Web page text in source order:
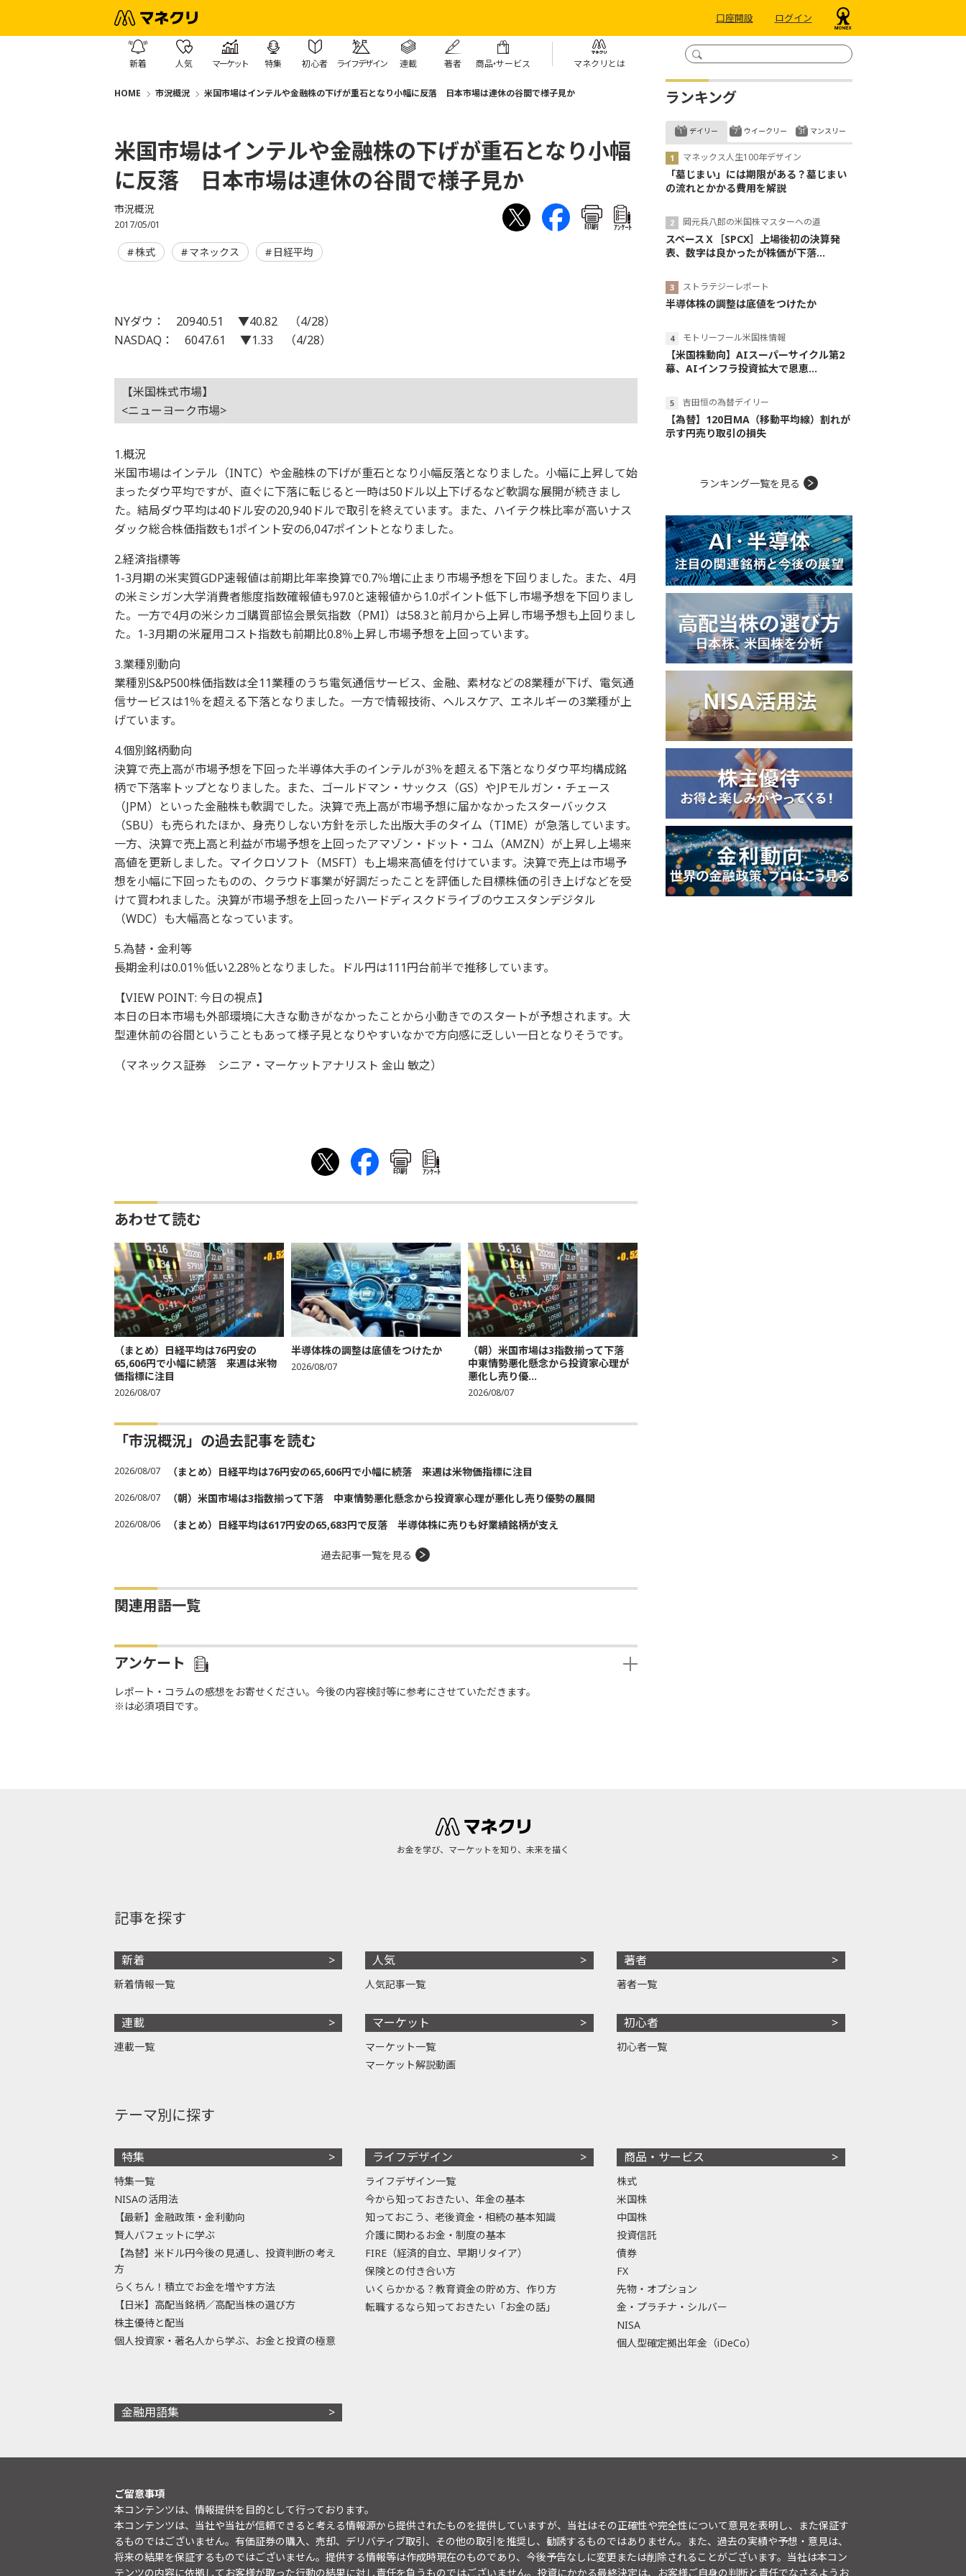
口座開設 ログイン
新着 人気 マーケット 特集 初心者 ライフデザイン 連載 著者 商品・サービス マネクリとは
HOME 市況概況 米国市場はインテルや金融株の下げが重石となり小幅に反落 日本市場は連休の谷間で様子見か
米国市場はインテルや金融株の下げが重石となり小幅
に反落 日本市場は連休の谷間で様子見か
市況概況
2017/05/01 印刷 ｱﾝｹｰﾄ
株式 マネックス 日経平均
NYダウ： 20940.51 ▼40.82 （4/28）
NASDAQ： 6047.61 ▼1.33 （4/28）
【米国株式市場】
<ニューヨーク市場>
1.概況
米国市場はインテル（INTC）や金融株の下げが重石となり小幅反落となりました。小幅に上昇して始
まったダウ平均ですが、直ぐに下落に転じると一時は50ドル以上下げるなど軟調な展開が続きまし
た。結局ダウ平均は40ドル安の20,940ドルで取引を終えています。また、ハイテク株比率が高いナス
ダック総合株価指数も1ポイント安の6,047ポイントとなりました。
2.経済指標等
1-3月期の米実質GDP速報値は前期比年率換算で0.7％増に止まり市場予想を下回りました。また、4月
の米ミシガン大学消費者態度指数確報値も97.0と速報値から1.0ポイント低下し市場予想を下回りまし
た。一方で4月の米シカゴ購買部協会景気指数（PMI）は58.3と前月から上昇し市場予想も上回りまし
た。1-3月期の米雇用コスト指数も前期比0.8％上昇し市場予想を上回っています。
3.業種別動向
業種別S&P500株価指数は全11業種のうち電気通信サービス、金融、素材などの8業種が下げ、電気通
信サービスは1％を超える下落となりました。一方で情報技術、ヘルスケア、エネルギーの3業種が上
げています。
4.個別銘柄動向
決算で売上高が市場予想を下回った半導体大手のインテルが3％を超える下落となりダウ平均構成銘
柄で下落率トップとなりました。また、ゴールドマン・サックス（GS）やJPモルガン・チェース
（JPM）といった金融株も軟調でした。決算で売上高が市場予想に届かなかったスターバックス
（SBU）も売られたほか、身売りしない方針を示した出版大手のタイム（TIME）が急落しています。
一方、決算で売上高と利益が市場予想を上回ったアマゾン・ドット・コム（AMZN）が上昇し上場来
高値を更新しました。マイクロソフト（MSFT）も上場来高値を付けています。決算で売上は市場予
想を小幅に下回ったものの、クラウド事業が好調だったことを評価した目標株価の引き上げなどを受
けて買われました。決算が市場予想を上回ったハードディスクドライブのウエスタンデジタル
（WDC）も大幅高となっています。
5.為替・金利等
長期金利は0.01％低い2.28％となりました。ドル円は111円台前半で推移しています。
【VIEW POINT: 今日の視点】
本日の日本市場も外部環境に大きな動きがなかったことから小動きでのスタートが予想されます。大
型連休前の谷間ということもあって様子見となりやすいなかで方向感に乏しい一日となりそうです。
（マネックス証券 シニア・マーケットアナリスト 金山 敏之）
印刷 ｱﾝｹｰﾄ
あわせて読む
（まとめ）日経平均は76円安の
65,606円で小幅に続落 来週は米物
価指標に注目
2026/08/07
半導体株の調整は底値をつけたか
2026/08/07
（朝）米国市場は3指数揃って下落
中東情勢悪化懸念から投資家心理が
悪化し売り優...
2026/08/07
「市況概況」の過去記事を読む
2026/08/07 （まとめ）日経平均は76円安の65,606円で小幅に続落 来週は米物価指標に注目
2026/08/07 （朝）米国市場は3指数揃って下落 中東情勢悪化懸念から投資家心理が悪化し売り優勢の展開
2026/08/06 （まとめ）日経平均は617円安の65,683円で反落 半導体株に売りも好業績銘柄が支え
過去記事一覧を見る
関連用語一覧
アンケート
レポート・コラムの感想をお寄せください。今後の内容検討等に参考にさせていただきます。
※は必須項目です。
ランキング
デイリー
マネックス人生100年デザイン
「墓じまい」には期限がある？墓じまい
の流れとかかる費用を解説
岡元兵八郎の米国株マスターへの道
スペースＸ［SPCX］上場後初の決算発
表、数字は良かったが株価が下落...
ストラテジーレポート
半導体株の調整は底値をつけたか
モトリーフール米国株情報
【米国株動向】AIスーパーサイクル第2
幕、AIインフラ投資拡大で恩恵...
吉田恒の為替デイリー
【為替】120日MA（移動平均線）割れが
示す円売り取引の損失
ウイークリー マンスリー
ランキング一覧を見る
お金を学び、マーケットを知り、未来を描く
記事を探す
新着
新着情報一覧
連載
連載一覧
人気
人気記事一覧
マーケット
マーケット一覧
マーケット解説動画
著者
著者一覧
初心者
初心者一覧
テーマ別に探す
特集
特集一覧
NISAの活用法
【最新】金融政策・金利動向
賢人バフェットに学ぶ
【為替】米ドル円今後の見通し、投資判断の考え
方
らくちん！積立でお金を増やす方法
【日米】高配当銘柄／高配当株の選び方
株主優待と配当
個人投資家・著名人から学ぶ、お金と投資の極意
ライフデザイン
ライフデザイン一覧
今から知っておきたい、年金の基本
知っておこう、老後資金・相続の基本知識
介護に関わるお金・制度の基本
FIRE（経済的自立、早期リタイア）
保険との付き合い方
いくらかかる？教育資金の貯め方、作り方
転職するなら知っておきたい「お金の話」
商品・サービス
株式
米国株
中国株
投資信託
債券
FX
先物・オプション
金・プラチナ・シルバー
NISA
個人型確定拠出年金（iDeCo）
金融用語集
ご留意事項
本コンテンツは、情報提供を目的として行っております。
本コンテンツは、当社や当社が信頼できると考える情報源から提供されたものを提供していますが、当社はその正確性や完全性について意見を表明し、また保証す
るものではございません。有価証券の購入、売却、デリバティブ取引、その他の取引を推奨し、勧誘するものではありません。また、過去の実績や予想・意見は、
将来の結果を保証するものではございません。提供する情報等は作成時現在のものであり、今後予告なしに変更または削除されることがございます。当社は本コン
テンツの内容に依拠してお客様が取った行動の結果に対し責任を負うものではございません。投資にかかる最終決定は、お客様ご自身の判断と責任でなさるようお